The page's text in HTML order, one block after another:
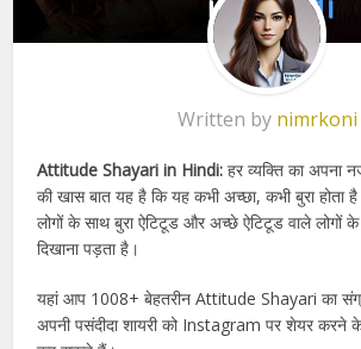
Written by nimrkoni
Attitude Shayari in Hindi:हर व्यक्ति का अपना